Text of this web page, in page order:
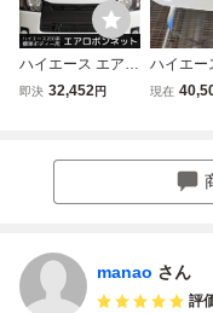
ハイエース エアロ
ボンネット 200系
即決 32,452円
ハイエー
ボンネッ
未使用
プガレー
現在
manao さん
評